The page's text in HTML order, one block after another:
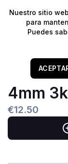
⭐️¡Envíos
Grava
4mm
€12.50
Nuestro sitio
para
Puedes